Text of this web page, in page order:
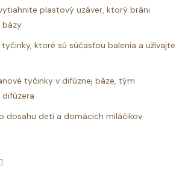
plastový uzáver, ktorý bráni
bázy
ktoré sú súčasťou balenia a užívajte
tyčinky v difúznej báze, tým
dosahu detí a domácich miláčikov